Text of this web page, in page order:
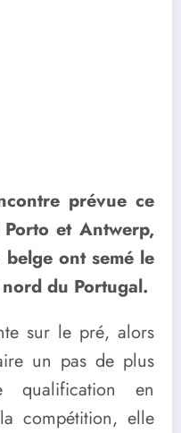
prévue ce
et Antwerp,
ont semé le
du Portugal.
sur le pré, alors
un pas de plus
qualification en
compétition, elle